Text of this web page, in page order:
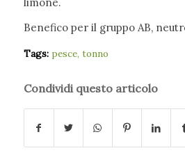
Benefico per il gruppo AB,
Tags: pesce, tonno
Condividi questo articolo